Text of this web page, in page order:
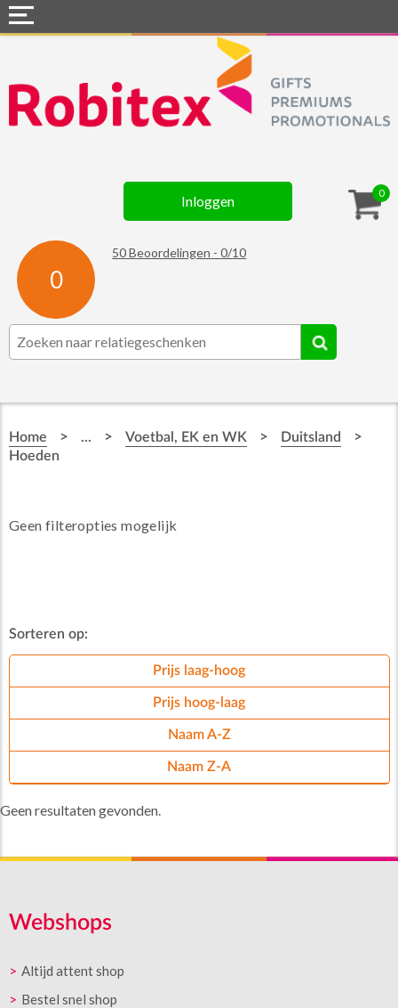
0
Inloggen
0
50Beoordelingen -0/10
Webshops
Snel naar »
Assortiment
Contact
☆ Prijsknallers ☆
Home > ... > Voetbal, EK en WK > Duitsland >
Hoeden
Geen filteropties mogelijk
Sorteren op:
Prijs laag-hoog
Prijs hoog-laag
Naam A-Z
Naam Z-A
Geen resultaten gevonden.
Webshops
Altijd attent shop
Bestel snel shop